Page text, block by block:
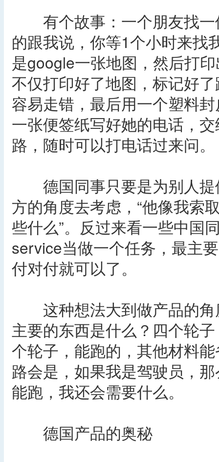
有个故事：一个朋友找一
的跟我说，你等1个小时来找
是google一张地图，然后打
不仅打印好了地图，标记好
容易走错，最后用一个塑料
一张便签纸写好她的电话，
路，随时可以打电话过来问。
德国同事只要是为别人提
方的角度去考虑，“他像我索
些什么”。反过来看一些中国
service当做一个任务，最主
付对付就可以了。
这种想法大到做产品的角
主要的东西是什么？四个轮
个轮子，能跑的，其他材料
路会是，如果我是驾驶员，
能跑，我还会需要什么。
德国产品的奥秘